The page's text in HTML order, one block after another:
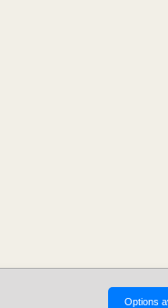
Options